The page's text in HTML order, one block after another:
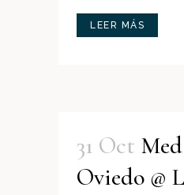
LEER MÁS
31 Oct
Oviedo @